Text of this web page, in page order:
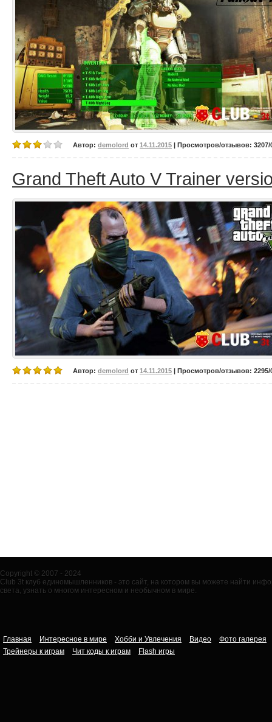
Автор: demolord от 14.11.2015 | Просмотров/отзывов: 3207/
Grand Theft Auto V Trainer
Автор: demolord от 14.11.2015 | Просмотров/отзывов: 2295/
Copyright © 2007 - 2024
Club 3t клуб единомышленников - это сайт, на котором вы можете найти
света, узнать о многом интересном и необычном в мире.
Главная Интересное в мире Хобби и Увлечения Видео
Фото галерея
Трейнеры к играм
Чит коды к играм Flash игры